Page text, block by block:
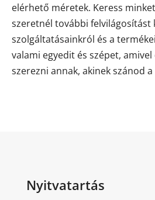
elérhető méretek. Keress
szeretnél további felvilágosítást
szolgáltatásainkról és a
valami egyedit és szépet,
szerezni annak, akinek szánod
Nyitvatartás